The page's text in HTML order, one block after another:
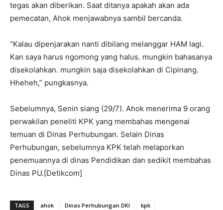
tegas akan diberikan. Saat ditanya apakah akan ada
pemecatan, Ahok menjawabnya sambil bercanda.
“Kalau dipenjarakan nanti dibilang melanggar HAM lagi.
Kan saya harus ngomong yang halus. mungkin bahasanya
disekolahkan. mungkin saja disekolahkan di Cipinang.
Hheheh,” pungkasnya.
Sebelumnya, Senin siang (29/7). Ahok menerima 9 orang
perwakilan peneliti KPK yang membahas mengenai
temuan di Dinas Perhubungan. Selain Dinas
Perhubungan, sebelumnya KPK telah melaporkan
penemuannya di dinas Pendidikan dan sedikit membahas
Dinas PU.[Detikcom]
TAGS ahok Dinas Perhubungan DKI kpk